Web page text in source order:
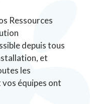
Ressources
depuis tous
et
les
équipes ont